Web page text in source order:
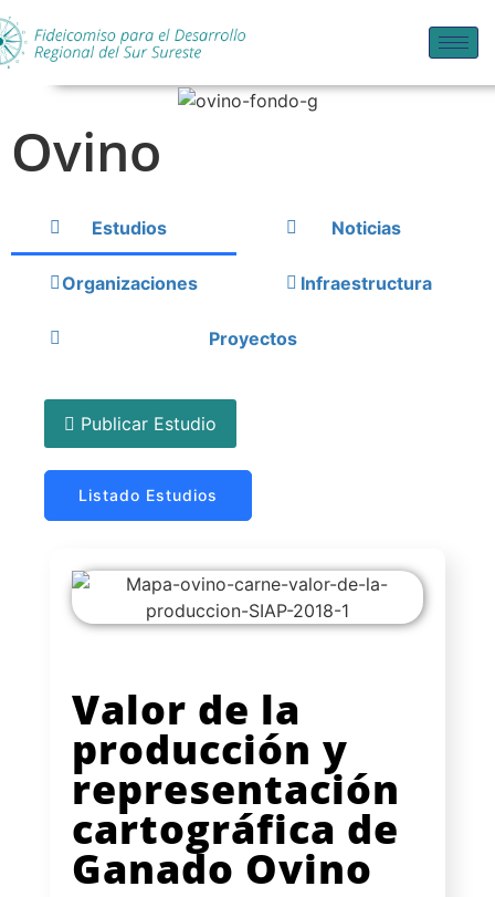
Ovino
Estudios Noticias
Organizaciones Infraestructura
Proyectos
Publicar Estudio
Listado Estudios
Valor de la
producción y
representación
cartográfica de
Ganado Ovino